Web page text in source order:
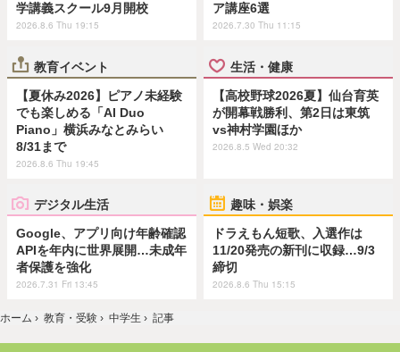
学講義スクール9月開校
2026.8.6 Thu 19:15
ア講座6選
2026.7.30 Thu 11:15
教育イベント
【夏休み2026】ピアノ未経験
でも楽しめる「AI Duo
Piano」横浜みなとみらい
8/31まで
2026.8.6 Thu 19:45
生活・健康
【高校野球2026夏】仙台育英
が開幕戦勝利、第2日は東筑
vs神村学園ほか
2026.8.5 Wed 20:32
デジタル生活
Google、アプリ向け年齢確認
APIを年内に世界展開…未成年
者保護を強化
2026.7.31 Fri 13:45
趣味・娯楽
ドラえもん短歌、入選作は
11/20発売の新刊に収録…9/3
締切
2026.8.6 Thu 15:15
ホーム › 教育・受験 › 中学生 › 記事